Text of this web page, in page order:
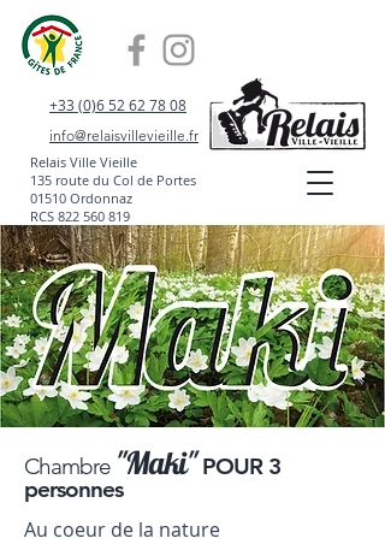
Relais Ville Vieille
135 route du Col de Portes
01510 Ordonnaz
RCS 822 560 819
+33 (0)6 52 62 78 08
info@relaisvillevieille.fr
Chambre "Maki"POUR 3
personnes
Au coeur de la nature